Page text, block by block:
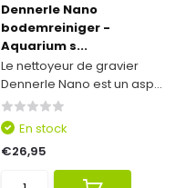
Dennerle Nano
bodemreiniger -
Aquarium s...
Le nettoyeur de gravier
Dennerle Nano est un asp...
En stock
€26,95